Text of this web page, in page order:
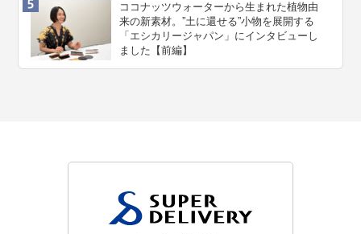
ココナッツウォーターから生まれた植物由
来の新素材。”⼟に還せる”小物を展開する
「エシカリージャパン」にインタビューし
ました【前編】